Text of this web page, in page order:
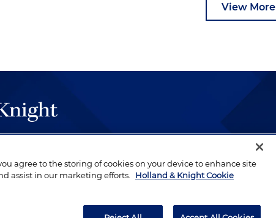
View More
agree to the storing of cookies on your device to enhance site
assist in our marketing efforts.
Holland & Knight Cookie